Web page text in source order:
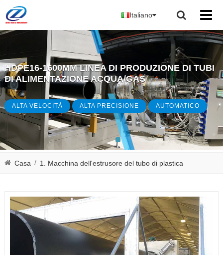
Italiano
HDPE16-1600MM LINEA DI PRODUZIONE DI TUBI
DI ALIMENTAZIONE ACQUA/GAS
ALTA VELOCITÀ ALTA PRECISIONE AUTOMATICO
Casa / 1. Macchina dell'estrusore del tubo di plastica